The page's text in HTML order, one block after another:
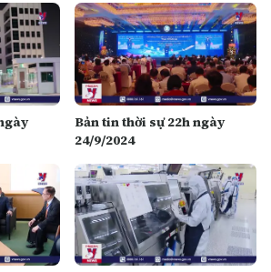
Bản tin thời sự 22h ngày
24/9/2024